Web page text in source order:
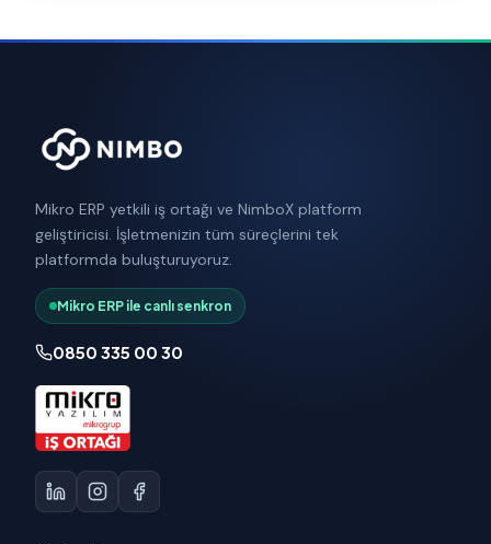
Mikro ERP yetkili iş ortağı ve NimboX platform
geliştiricisi. İşletmenizin tüm süreçlerini tek
platformda buluşturuyoruz.
Mikro ERP ile canlı senkron
0850 335 00 30